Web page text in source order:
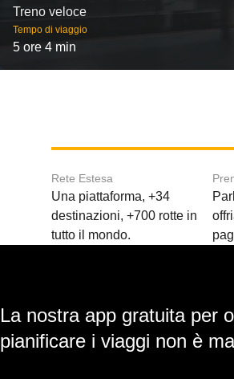
Treno veloce
Tempo di viaggio
5 ore 4 min
Rete Estesa
Una piattaforma, +34
destinazioni, +700 rotte in
tutto il mondo.
La nostra app gratuita per
pianificare i viaggi non è